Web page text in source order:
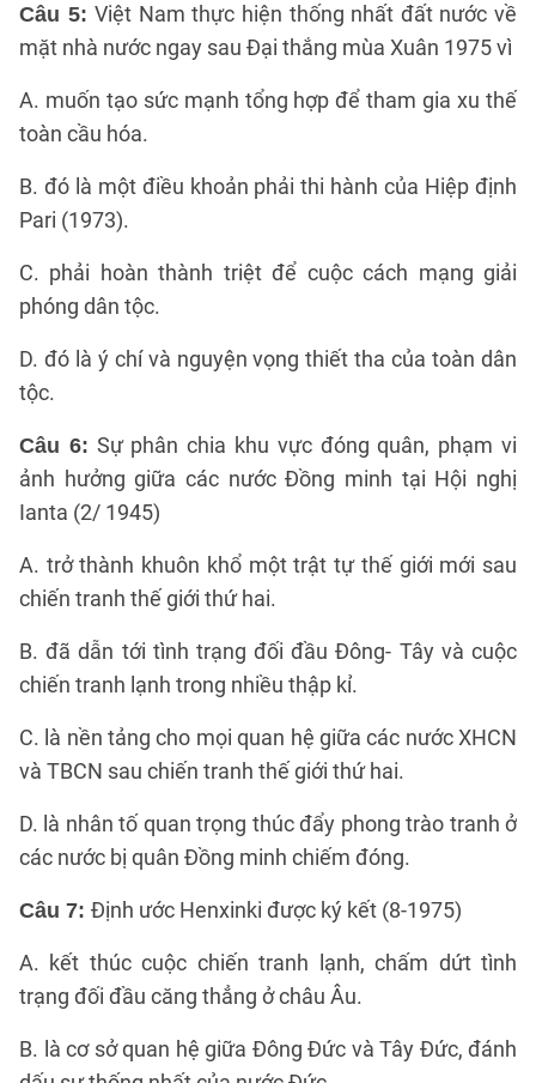
Câu 5:Việt Nam thực hiện thống nhất đất nước về
mặt nhà nước ngay sau Đại thắng mùa Xuân 1975 vì
A. muốn tạo sức mạnh tổng hợp để tham gia xu thế
toàn cầu hóa.
B. đó là một điều khoản phải thi hành của Hiệp định
Pari (1973).
C. phải hoàn thành triệt để cuộc cách mạng giải
phóng dân tộc.
D. đó là ý chí và nguyện vọng thiết tha của toàn dân
tộc.
Câu 6: Sự phân chia khu vực đóng quân, phạm vi
ảnh hưởng giữa các nước Đồng minh tại Hội nghị
Ianta (2/ 1945)
A. trở thành khuôn khổ một trật tự thế giới mới sau
chiến tranh thế giới thứ hai.
B. đã dẫn tới tình trạng đối đầu Đông- Tây và cuộc
chiến tranh lạnh trong nhiều thập kỉ.
C. là nền tảng cho mọi quan hệ giữa các nước XHCN
và TBCN sau chiến tranh thế giới thứ hai.
D. là nhân tố quan trọng thúc đẩy phong trào tranh ở
các nước bị quân Đồng minh chiếm đóng.
Câu 7: Định ước Henxinki được ký kết (8-1975)
A. kết thúc cuộc chiến tranh lạnh, chấm dứt tình
trạng đối đầu căng thẳng ở châu Âu.
B. là cơ sở quan hệ giữa Đông Đức và Tây Đức, đánh